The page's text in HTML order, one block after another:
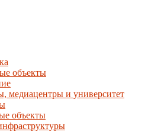
объекты
медиацентры и университет
объекты